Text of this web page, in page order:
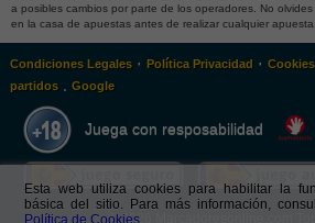
a posibles cambios por parte de los operadores. No
en la casa de apuestas antes de realizar cualquier apuesta.
Condiciones Legales· Política Privacidad · Cookies
partidos. Google
Juega con resposabilidad
© 2026 Marcadoresonline.com
Esta web utiliza cookies para habilitar la
básica del sitio. Para más información,
Política de Cookies.